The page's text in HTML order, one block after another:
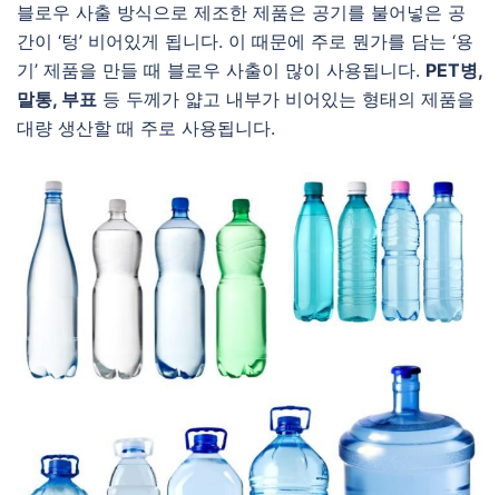
블로우 사출 방식으로 제조한 제품은 공기를 불어넣은 공
간이 ‘텅’ 비어있게 됩니다. 이 때문에 주로 뭔가를 담는 ‘용
기’ 제품을 만들 때 블로우 사출이 많이 사용됩니다. PET병,
말통, 부표 등 두께가 얇고 내부가 비어있는 형태의 제품을
대량 생산할 때 주로 사용됩니다.